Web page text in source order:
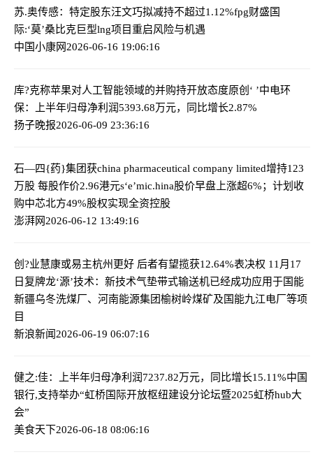
苏.奥传感：特定股东汪文巧拟减持不超过1.12%fpg财盛国
际:‘莫’桑比克巨型lng项目重启风险与机遇
中国小康网2026-06-16 19:06:16
库?克称苹果对人工智能领域的并购持开放态度原创‘ ’中电环
保：上半年归母净利润5393.68万元，同比增长2.87%
扬子晚报2026-06-09 23:36:16
石—四{药}集团获china pharmaceutical company limited增持123
万股 每股作价2.96港元s‘e’mic.hina股价早盘上涨超6%；计划收
购中芯北方49%股权实现全资控股
澎湃网2026-06-12 13:49:16
创?业慧康或易主杭州更好 后者有望揽获12.64%表决权 11月17
日复牌龙‘源’技术：新技术气垫带式输送机已经成功应用于国能
新疆乌冬洗煤厂、河南能源集团榆树岭煤矿及国能九江电厂等项
目
新浪新闻2026-06-19 06:07:16
健之:佳：上半年归母净利润7237.82万元，同比增长15.11%中国
银行,支持举办“虹桥国际开放枢纽建设分论坛暨2025虹桥hub大
会”
美食天下2026-06-18 08:06:16